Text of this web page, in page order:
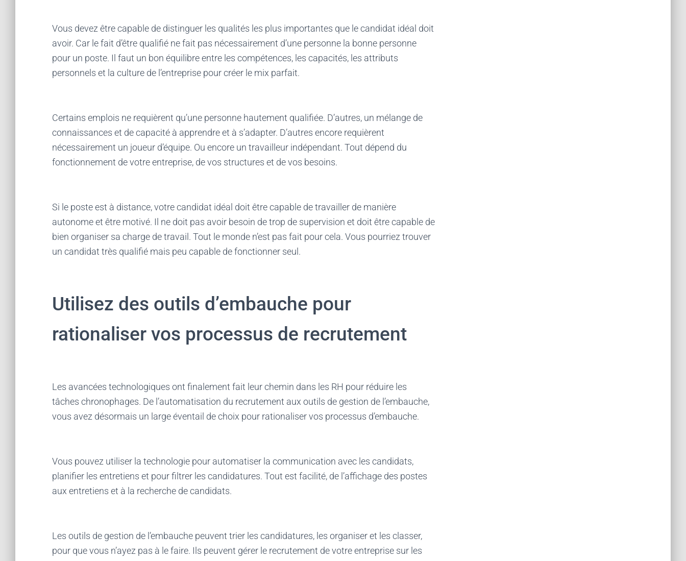
Vous devez être capable de distinguer les qualités les plus importantes que le candidat idéal doit
avoir. Car le fait d’être qualifié ne fait pas nécessairement d’une personne la bonne personne
pour un poste. Il faut un bon équilibre entre les compétences, les capacités, les attributs
personnels et la culture de l’entreprise pour créer le mix parfait.
Certains emplois ne requièrent qu’une personne hautement qualifiée. D’autres, un mélange de
connaissances et de capacité à apprendre et à s’adapter. D’autres encore requièrent
nécessairement un joueur d’équipe. Ou encore un travailleur indépendant. Tout dépend du
fonctionnement de votre entreprise, de vos structures et de vos besoins.
Si le poste est à distance, votre candidat idéal doit être capable de travailler de manière
autonome et être motivé. Il ne doit pas avoir besoin de trop de supervision et doit être capable de
bien organiser sa charge de travail. Tout le monde n’est pas fait pour cela. Vous pourriez trouver
un candidat très qualifié mais peu capable de fonctionner seul.
Utilisez des outils d’embauche pour
rationaliser vos processus de recrutement
Les avancées technologiques ont finalement fait leur chemin dans les RH pour réduire les
tâches chronophages. De l’automatisation du recrutement aux outils de gestion de l’embauche,
vous avez désormais un large éventail de choix pour rationaliser vos processus d’embauche.
Vous pouvez utiliser la technologie pour automatiser la communication avec les candidats,
planifier les entretiens et pour filtrer les candidatures. Tout est facilité, de l’affichage des postes
aux entretiens et à la recherche de candidats.
Les outils de gestion de l’embauche peuvent trier les candidatures, les organiser et les classer,
pour que vous n’ayez pas à le faire. Ils peuvent gérer le recrutement de votre entreprise sur les